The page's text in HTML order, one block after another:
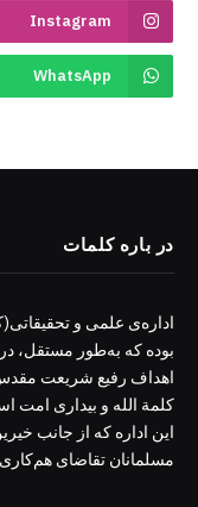
Instagram
WhatsApp
در باره کلمات
اداره‌ی علمی و
بوده که به‌طور مستقل،
اهداف رفیع شریعت مقدس
کلمة الله و بیداری امت
این اداره که از جانب
مسلمانان تقاضای هم‌کاری